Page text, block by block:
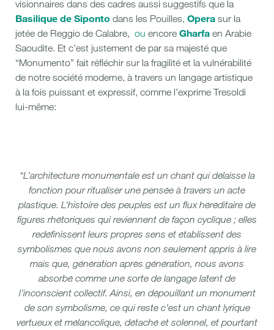
visionnaires dans des cadres aussi suggestifs que la
Basilique de Siponto dans les Pouilles, Opera sur la
jetée de Reggio de Calabre, ou encore Gharfa en Arabie
Saoudite. Et c’est justement de par sa majesté que
“Monumento” fait réfléchir sur la fragilité et la vulnérabilité
de notre société moderne, à travers un langage artistique
à la fois puissant et expressif, comme l’exprime Tresoldi
lui-même:
“L’architecture monumentale est un chant qui délaisse la
fonction pour ritualiser une pensée à travers un acte
plastique. L’histoire des peuples est un flux héréditaire de
figures rhétoriques qui reviennent de façon cyclique ; elles
redéfinissent leurs propres sens et établissent des
symbolismes que nous avons non seulement appris à lire
mais que, génération après génération, nous avons
absorbé comme une sorte de langage latent de
l’inconscient collectif. Ainsi, en dépouillant un monument
de son symbolisme, ce qui reste c’est un chant lyrique
vertueux et mélancolique, détaché et solennel, et pourtant